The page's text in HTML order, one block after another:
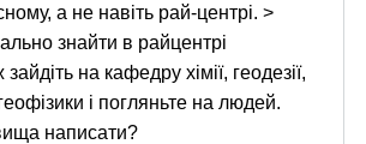
а не навіть рай-центрі. >
знайти в райцентрі
на кафедру хімії, геодезії,
і погляньте на людей.
написати?